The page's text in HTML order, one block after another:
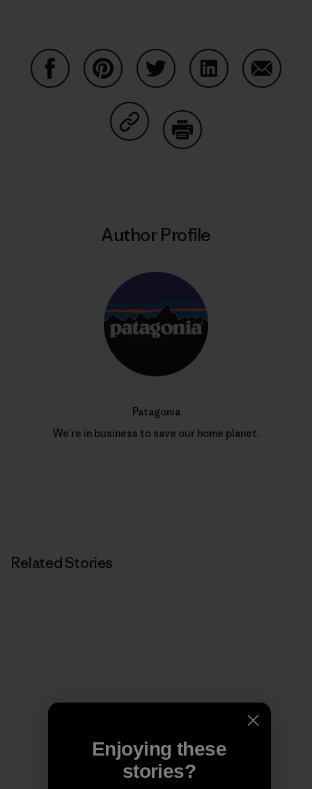
Share on Copy Link
Author Profile
Patagonia
We’re in business to save our home planet.
Related Stories
Enjoying these
stories?